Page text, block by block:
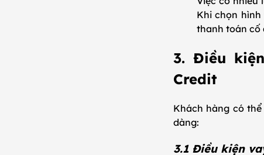
Khi chọn hình
thanh toán cố
3. Điều
Credit
Khách hàng có
dàng:
3.1 Điều kiện